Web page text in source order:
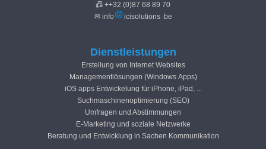
📠 ++32 (0)87 68 89 70
✉ info
icisolutions be
Dienstleistungen
Erstellung von Internet Websites
Managementlösungen (Windows Apps)
iOS apps Entwickelung für iPhone, iPad, ...
Suchmaschinenoptimierung (SEO)
Umfragen und Abstimmungen
E-Marketing und soziale Netzwerke
Beratung und Entwicklung in Sachen Kommunikation